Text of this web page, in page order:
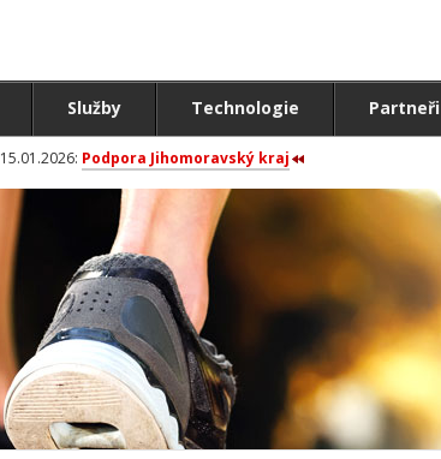
Služby Technologie Partneři
15.01.2026: Podpora Jihomoravský kraj